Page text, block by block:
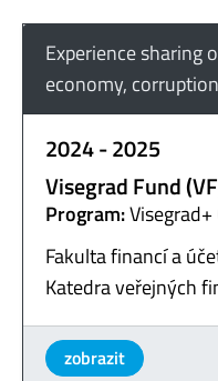
Experience sharing
economy,
2024 - 2025
Visegrad Fund
Program:
Fakulta financí a
Katedra veřejných
zobrazit